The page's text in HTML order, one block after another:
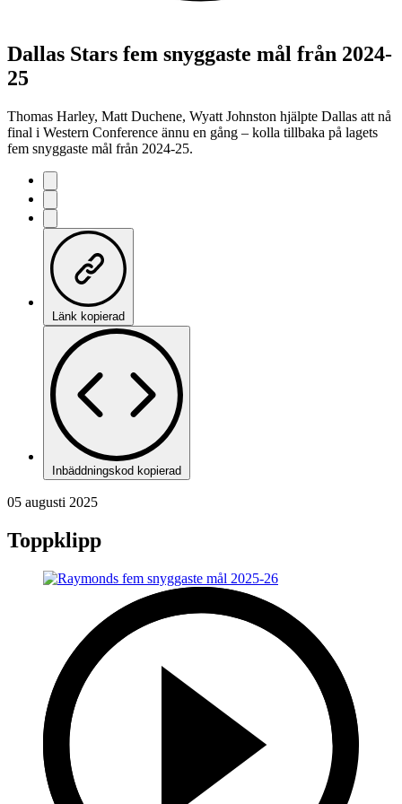
Dallas Stars fem snyggaste mål från 2024-
25
Thomas Harley, Matt Duchene, Wyatt Johnston hjälpte Dallas att nå
final i Western Conference ännu en gång – kolla tillbaka på lagets
fem snyggaste mål från 2024-25.
Länk kopierad
Inbäddningskod kopierad
05 augusti 2025
Toppklipp